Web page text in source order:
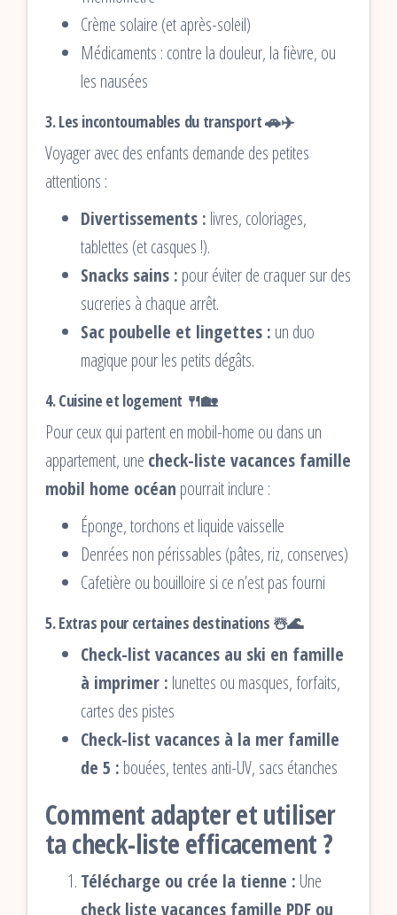
Crème solaire (et après-soleil)
Médicaments : contre la douleur, la fièvre, ou
les nausées
3. Les incontournables du transport 🚗✈️
Voyager avec des enfants demande des petites
attentions :
Divertissements : livres, coloriages,
tablettes (et casques !).
Snacks sains : pour éviter de craquer sur des
sucreries à chaque arrêt.
Sac poubelle et lingettes : un duo
magique pour les petits dégâts.
4. Cuisine et logement 🍴🏡
Pour ceux qui partent en mobil-home ou dans un
appartement, une check-liste vacances famille
mobil home océan pourrait inclure :
Éponge, torchons et liquide vaisselle
Denrées non périssables (pâtes, riz, conserves)
Cafetière ou bouilloire si ce n’est pas fourni
5. Extras pour certaines destinations ☃️🌊
Check-list vacances au ski en famille
à imprimer : lunettes ou masques, forfaits,
cartes des pistes
Check-list vacances à la mer famille
de 5 : bouées, tentes anti-UV, sacs étanches
Comment adapter et utiliser
ta check-liste efficacement ?
Télécharge ou crée la tienne : Une
check liste vacances famille PDF ou